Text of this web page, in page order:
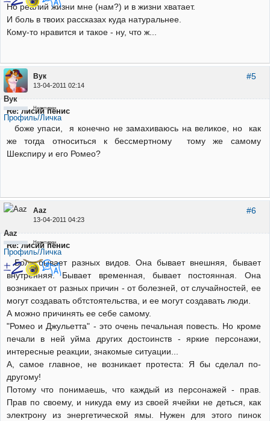
Но реалий жизни мне (нам?) и в жизни хватает.
И боль в твоих рассказах куда натуральнее.
Кому-то нравится и такое - ну, что ж...
#5
Вук
13-04-2011 02:14
Вук
Неактивен
Профиль/Личка
Re: лисий пенис
боже упаси, я конечно не замахиваюсь на великое, но как
же тогда относиться к бессмертному тому же самому
Шекспиру и его Ромео?
#6
Aaz
13-04-2011 04:23
Aaz
Неактивен
Профиль/Личка
Re: лисий пенис
Боль бывает разных видов. Она бывает внешняя, бывает
внутренняя. Бывает временная, бывает постоянная. Она
возникает от разных причин - от болезней, от случайностей, ее
могут создавать обтстоятельства, и ее могут создавать люди.
А можно причинять ее себе самому.
"Ромео и Джульетта" - это очень печальная повесть. Но кроме
печали в ней уйма других достоинств - яркие персонажи,
интересные реакции, знакомые ситуации...
А, самое главное, не возникает протеста: Я бы сделал по-
другому!
Потому что понимаешь, что каждый из персонажей - прав.
Прав по своему, и никуда ему из своей ячейки не деться, как
электрону из энергетической ямы. Нужен для этого пинок